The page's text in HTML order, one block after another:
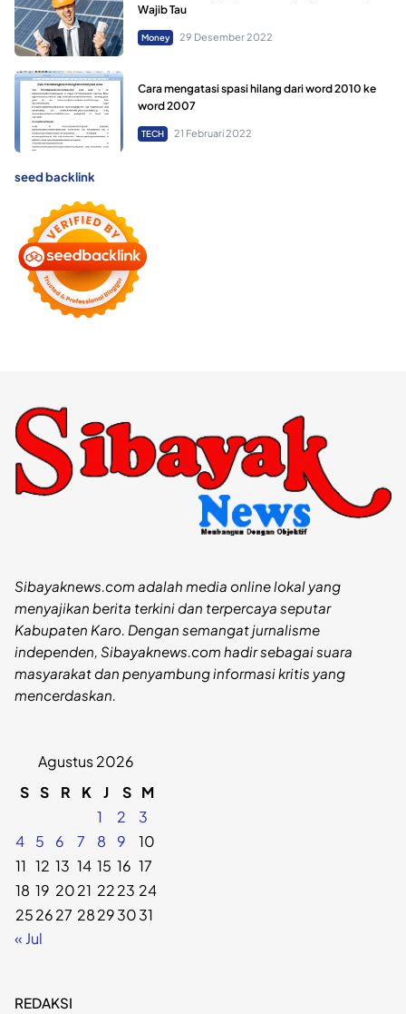
Wajib Tau
Money 29 Desember 2022
Cara mengatasi spasi hilang dari word 2010 ke
word 2007
TECH 21 Februari 2022
seed backlink
Sibayaknews.com adalah media online lokal yang
menyajikan berita terkini dan terpercaya seputar
Kabupaten Karo. Dengan semangat jurnalisme
independen, Sibayaknews.com hadir sebagai suara
masyarakat dan penyambung informasi kritis yang
mencerdaskan.
Agustus 2026
S S R K J S M
1
2
3
4
5 6 7 8 9
10
11 12 13 14 15 16 17
18 19 2021 2223 24
252627 28293031
« Jul
REDAKSI